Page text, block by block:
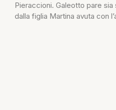
Pieraccioni. Galeotto pare sia
dalla figlia Martina avuta con